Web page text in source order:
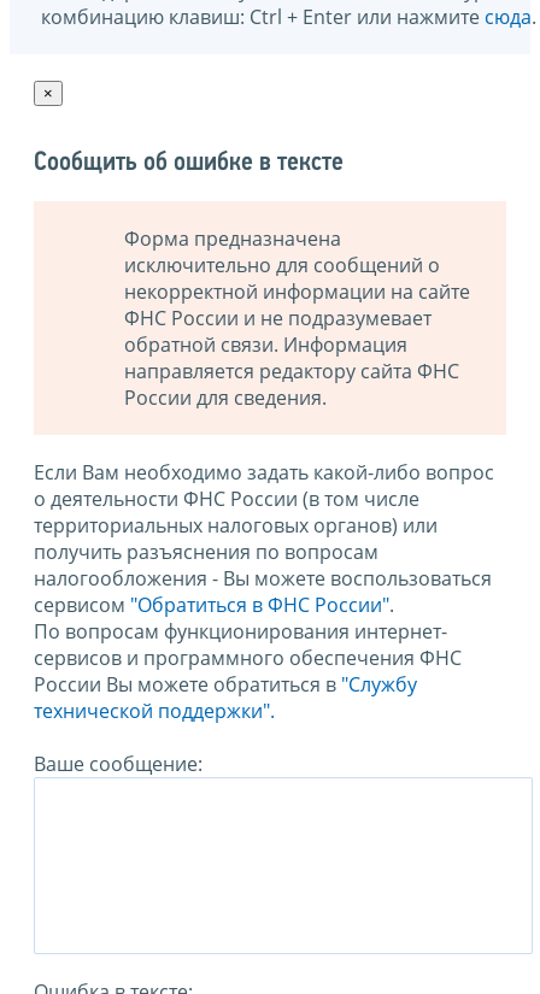
комбинацию клавиш: Ctrl + Enter или нажмите сюда.
×
Сообщить об ошибке в тексте
Форма предназначена
исключительно для сообщений о
некорректной информации на сайте
ФНС России и не подразумевает
обратной связи. Информация
направляется редактору сайта ФНС
России для сведения.
Если Вам необходимо задать какой-либо вопрос
о деятельности ФНС России (в том числе
территориальных налоговых органов) или
получить разъяснения по вопросам
налогообложения - Вы можете воспользоваться
сервисом "Обратиться в ФНС России".
По вопросам функционирования интернет-
сервисов и программного обеспечения ФНС
России Вы можете обратиться в "Службу
технической поддержки".
Ваше сообщение: